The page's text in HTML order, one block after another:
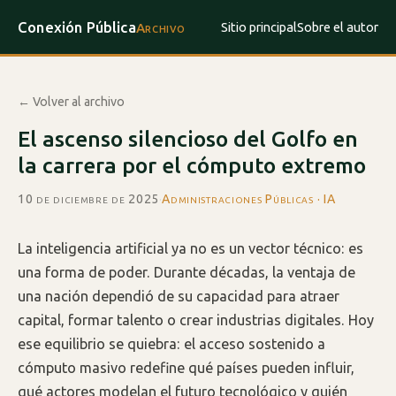
Conexión PúblicaArchivo Sitio principalSobre el autor
← Volver al archivo
El ascenso silencioso del Golfo en
la carrera por el cómputo extremo
10 de diciembre de 2025·Administraciones Públicas · IA
La inteligencia artificial ya no es un vector técnico: es
una forma de poder. Durante décadas, la ventaja de
una nación dependió de su capacidad para atraer
capital, formar talento o crear industrias digitales. Hoy
ese equilibrio se quiebra: el acceso sostenido a
cómputo masivo redefine qué países pueden influir,
qué actores modelan el futuro tecnológico y quién